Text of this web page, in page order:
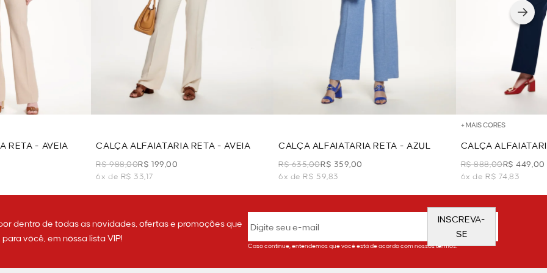
RETA - AVEIA CALÇA ALFAIATARIA RETA - AVEIA
R$ 988,00R$ 199,00
6x de R$ 33,17
CALÇA ALFAIATARIA RETA - AZUL
R$ 635,00R$ 359,00
6x de R$ 59,83
+ MAIS CORES
CALÇA
R$ 888,00R$ 449,00
6x de R$ 74,83
dentro de todas as novidades, ofertas e promoções que
você, em nossa lista VIP!
INSCREVA-
SE
Caso continue, entendemos que você está de acordo com nossos termos.